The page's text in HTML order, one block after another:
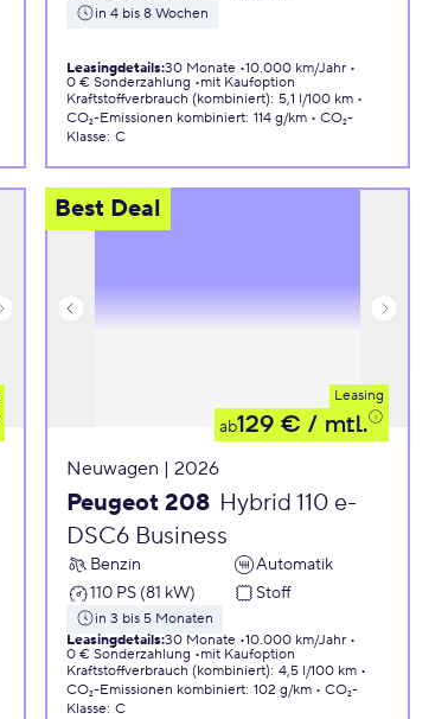
in 4 bis 8 Wochen
Leasingdetails:30 Monate 10.000 km/Jahr
0 € Sonderzahlung
mit Kaufoption
Kraftstoffverbrauch (kombiniert): 5,1 l/100 km
CO₂-Emissionen kombiniert: 114 g/km
CO₂-
Klasse: C
Best Deal
Leasing
ab129 € / mtl.
Neuwagen | 2026
Peugeot 208 Hybrid 110 e-
DSC6 Business
Benzin
Automatik
110 PS (81 kW)
Stoff
in 3 bis 5 Monaten
Leasingdetails:30 Monate 10.000 km/Jahr
0 € Sonderzahlung
mit Kaufoption
Kraftstoffverbrauch (kombiniert): 4,5 l/100 km
CO₂-Emissionen kombiniert: 102 g/km
CO₂-
Klasse: C